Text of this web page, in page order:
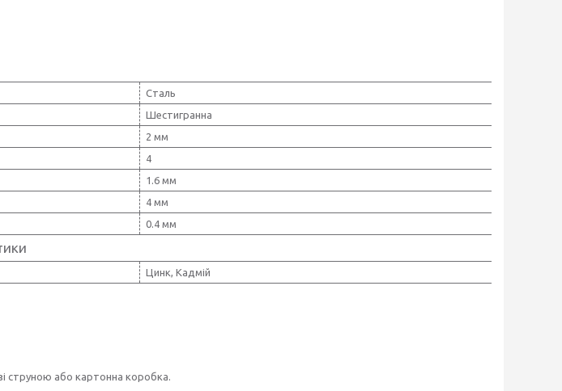
Сталь
Шестигранна
2 мм
4
1.6 мм
4 мм
0.4 мм
Цинк, Кадмій
струною або картонна коробка.